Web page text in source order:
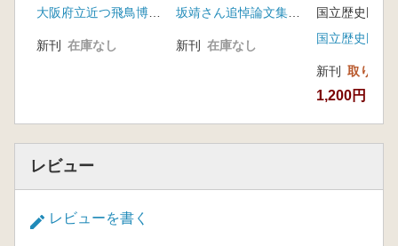
大阪府立近つ飛鳥博物館
新刊 在庫なし
坂靖さん追悼論文集刊行会
新刊 在庫なし
新刊 取り寄せ
1,200円
レビュー
レビューを書く